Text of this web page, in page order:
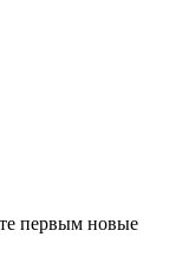
первым новые